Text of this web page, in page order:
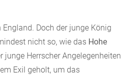
Doch der junge König
nicht so, wie das Hohe
Herrscher Angelegenheiten
Exil geholt, um das